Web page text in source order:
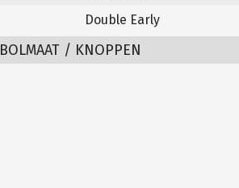
Double Early
BOLMAAT / KNOPPEN